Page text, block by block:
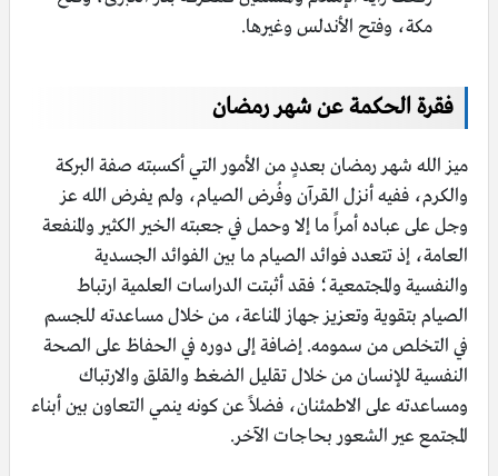
مكة، وفتح الأندلس وغيرها.
فقرة الحكمة عن شهر رمضان
ميز الله شهر رمضان بعددٍ من الأمور التي أكسبته صفة البركة
والكرم، ففيه أنزل القرآن وفُرض الصيام، ولم يفرض الله عز
وجل على عباده أمراً ما إلا وحمل في جعبته الخير الكثير والمنفعة
العامة، إذ تتعدد فوائد الصيام ما بين الفوائد الجسدية
والنفسية والمجتمعية؛ فقد أثبتت الدراسات العلمية ارتباط
الصيام بتقوية وتعزيز جهاز المناعة، من خلال مساعدته للجسم
في التخلص من سمومه. إضافة إلى دوره في الحفاظ على الصحة
النفسية للإنسان من خلال تقليل الضغط والقلق والارتباك
ومساعدته على الاطمئنان، فضلاً عن كونه ينمي التعاون بين أبناء
المجتمع عير الشعور بحاجات الآخر.